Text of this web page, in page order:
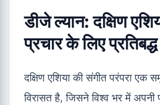
डीजे ल्यान: दक्षिण
प्रचार के लिए प्रतिबद्ध
दक्षिण एशिया की संगीत परंपरा एक
विरासत है, जिसने विश्व भर में अपनी